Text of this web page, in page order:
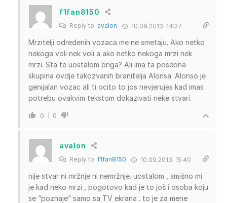
f1fan8150
Reply to avalon 10.09.2013. 14:27
Mrzitelji odredenih vozaca me ne smetaju. Ako netko
nekoga voli nek voli a ako netko nekoga mrzi nek
mrzi. Sta te uostalom briga? Ali ima ta posebna
skupina ovdje takozvanih branitelja Alonsa. Alonso je
genijalan vozac ali ti ocito to jos nevjerujes kad imas
potrebu ovakvim tekstom dokazivati neke stvari.
0 0
avalon
Reply to f1fan8150 10.09.2013. 15:40
nije stvar ni mržnje ni nemržnje. uostalom , smišno mi
je kad neko mrzi , pogotovo kad je to još i osoba koju
se “poznaje” samo sa TV ekrana . to je za mene